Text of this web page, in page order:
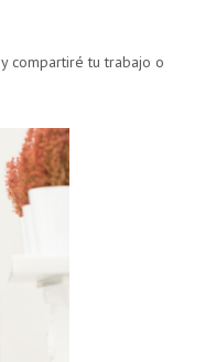
y compartiré tu trabajo o